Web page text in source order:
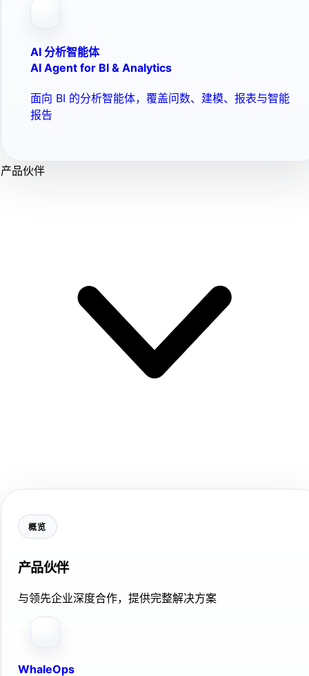
AI 分析智能体
AI Agent for BI & Analytics
面向 BI 的分析智能体，覆盖问数、建模、报表与智能
报告
产品伙伴
概览
产品伙伴
与领先企业深度合作，提供完整解决方案
WhaleOps